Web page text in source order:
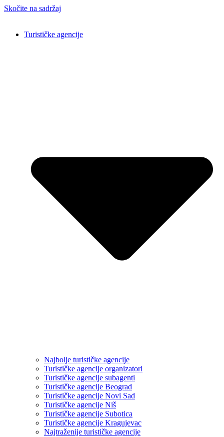
Skočite na sadržaj
Turističke agencije
Najbolje turističke agencije
Turističke agencije organizatori
Turističke agencije subagenti
Turističke agencije Beograd
Turističke agencije Novi Sad
Turističke agencije Niš
Turističke agencije Subotica
Turističke agencije Kragujevac
Najtraženije turističke agencije